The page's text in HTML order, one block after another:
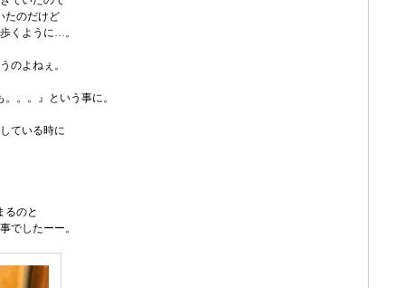
たのだけど
くように…。
のよねぇ。
。。』という事に。
ている時に
るのと
でしたーー。